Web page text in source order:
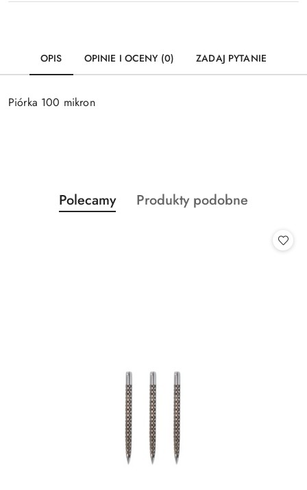
OPIS OPINIE I OCENY (0) ZADAJ PYTANIE
Piórka 100 mikron
Pomiń karuzelę produktów
Produkty
o
Polecamy
Produkty
Produkty podobne